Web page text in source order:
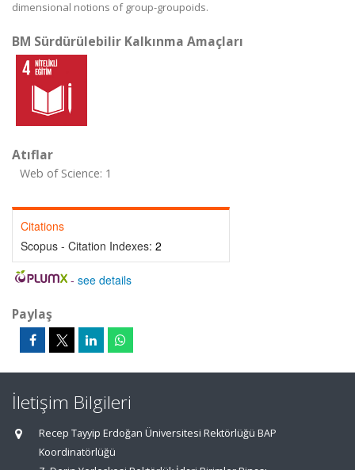
dimensional notions of group-groupoids.
BM Sürdürülebilir Kalkınma Amaçları
Atıflar
Web of Science: 1
Citations
Scopus - Citation Indexes: 2
- see details
Paylaş
İletişim Bilgileri
Recep Tayyip Erdoğan Üniversitesi Rektörlüğü BAP
Koordinatörlüğü